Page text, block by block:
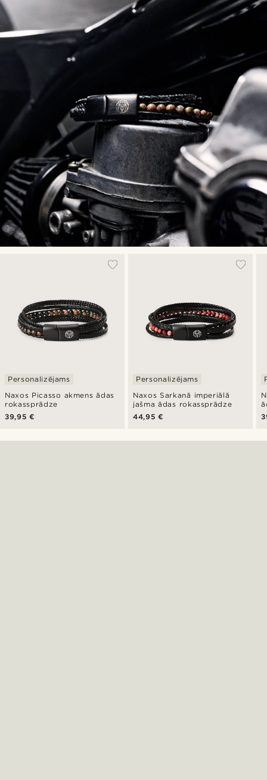
Naxos Picasso akmens ādas
rokassprādze
Personalizējams
39,95 €
Naxos Sarkanā imperiālā
jašma ādas rokassprādze
Personalizējams
44,95 €